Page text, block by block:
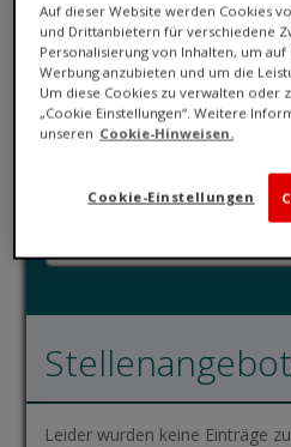
Ort / PLZ
Umkreis
Leider wurden keine Einträge
Auf dieser Website werden Cookies
und Drittanbietern für verschiedene
Personalisierung von Inhalten, um
Werbung anzubieten und um die
Um diese Cookies zu verwalten oder
„Cookie Einstellungen“. Weitere
unseren Cookie-Hinweisen.
Cookie-Einstellungen